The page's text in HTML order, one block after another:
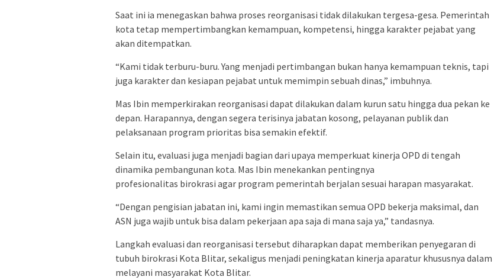
Saat ini ia menegaskan bahwa proses reorganisasi tidak dilakukan tergesa-gesa. Pemerintah
kota tetap mempertimbangkan kemampuan, kompetensi, hingga karakter pejabat yang
akan ditempatkan.
“Kami tidak terburu-buru. Yang menjadi pertimbangan bukan hanya kemampuan teknis, tapi
juga karakter dan kesiapan pejabat untuk memimpin sebuah dinas,” imbuhnya.
Mas Ibin memperkirakan reorganisasi dapat dilakukan dalam kurun satu hingga dua pekan ke
depan. Harapannya, dengan segera terisinya jabatan kosong, pelayanan publik dan
pelaksanaan program prioritas bisa semakin efektif.
Selain itu, evaluasi juga menjadi bagian dari upaya memperkuat kinerja OPD di tengah
dinamika pembangunan kota. Mas Ibin menekankan pentingnya
profesionalitas birokrasi agar program pemerintah berjalan sesuai harapan masyarakat.
“Dengan pengisian jabatan ini, kami ingin memastikan semua OPD bekerja maksimal, dan
ASN juga wajib untuk bisa dalam pekerjaan apa saja di mana saja ya,” tandasnya.
Langkah evaluasi dan reorganisasi tersebut diharapkan dapat memberikan penyegaran di
tubuh birokrasi Kota Blitar, sekaligus menjadi peningkatan kinerja aparatur khususnya dalam
melayani masyarakat Kota Blitar.